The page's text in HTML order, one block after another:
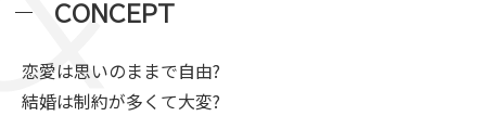
CONCEPT
恋愛は思いのままで自由?
結婚は制約が多くて大変?